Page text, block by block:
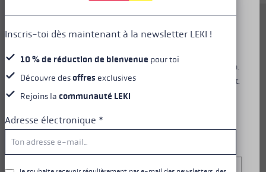
Le Khumbu Lite AS est un
de trekking pour toutes les
il est important de ménager les
système d'amortissement
la pointe, y veille. La poignée
Nutzungserlebnis zu bieten. Einige Cookies sind essenziell
Angebot zu verbessern und dir relevante Inhalte anzuzeigen.
Du kannst selbst entscheiden, welche Cookies du akzeptierst.
Du kannst deine Einwilligung jederzeit über die "Cookie-
Weitere Informationen findest du in unserer
Datenschutzerklärung
Configurer
Inscris-toi dès maintenant à la newsletter LEKI !
10 % de réduction de bienvenue pour toi
Découvre desoffres exclusives
Rejoins lacommunauté LEKI
Adresse électronique *